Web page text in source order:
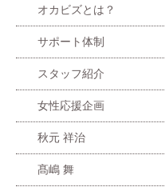
オカビズとは？
サポート体制
スタッフ紹介
女性応援企画
秋元 祥治
髙嶋 舞